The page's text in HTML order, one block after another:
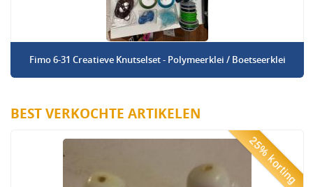
Fimo 6-31 Creatieve Knutselset - Polymeerklei / Boetseerklei
BEST VERKOCHTE ARTIKELEN
25% korting